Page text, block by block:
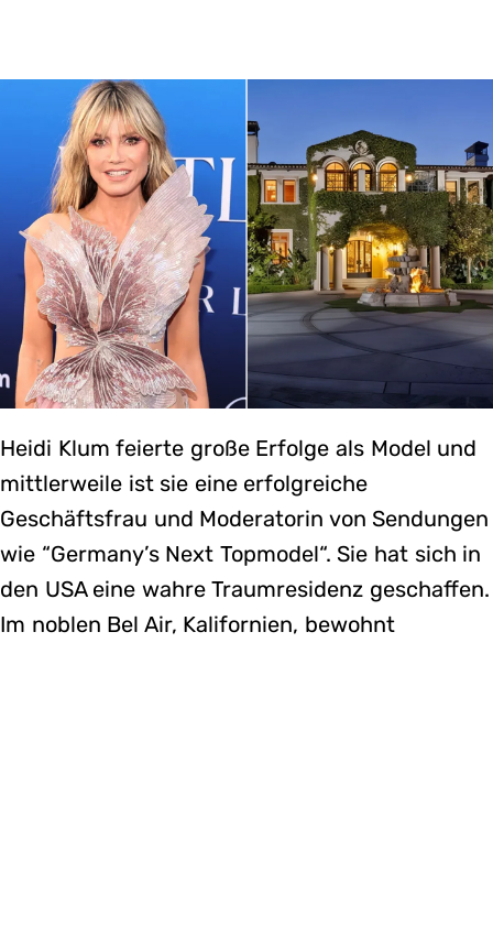
Heidi Klum feierte große Erfolge als Model und
mittlerweile ist sie eine erfolgreiche
Geschäftsfrau und Moderatorin von Sendungen
wie “Germany’s Next Topmodel“. Sie hat sich in
den USA eine wahre Traumresidenz geschaffen.
Im noblen Bel Air, Kalifornien, bewohnt